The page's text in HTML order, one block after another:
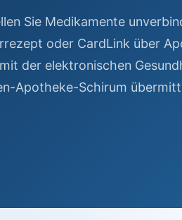
Sie Medikamente
oder CardLink über
der elektronischen
Apotheke-Schirum